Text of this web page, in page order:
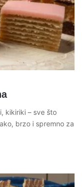
kikiriki – sve što
brzo i spremno za